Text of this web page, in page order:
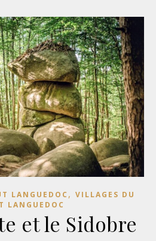
LANGUEDOC , VILLAGES DU
LANGUEDOC
et le Sidobre